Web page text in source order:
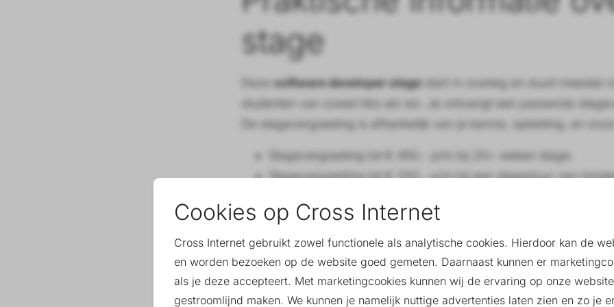
stage
Deze software developer stage start in overleg en duurt meestal
studenten van zowel hbo als wo. Je ontvangt een passende
De stagevergoeding is afhankelijk van je kennis, opleiding, en onze
Stagevergoeding tot € 450,- p/m bij 20+ weken stage.
Stagevergoeding tot € 250,- p/m bij een stageduur van
(tussen Roermond,
komt terecht in een jong team van developers, designers en
Klaar om backend
Cookies op Cross Internet
Cross Internet gebruikt zowel functionele als analytische cookies. Hierdoor kan de
en worden bezoeken op de website goed gemeten. Daarnaast kunnen er
als je deze accepteert. Met marketingcookies kunnen wij de ervaring op onze
gestroomlijnd maken. We kunnen je namelijk nuttige advertenties laten zien en zo je